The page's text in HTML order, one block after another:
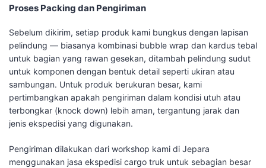
Proses Packing dan Pengiriman
Sebelum dikirim, setiap produk kami bungkus dengan lapisan
pelindung — biasanya kombinasi bubble wrap dan kardus tebal
untuk bagian yang rawan gesekan, ditambah pelindung sudut
untuk komponen dengan bentuk detail seperti ukiran atau
sambungan. Untuk produk berukuran besar, kami
pertimbangkan apakah pengiriman dalam kondisi utuh atau
terbongkar (knock down) lebih aman, tergantung jarak dan
jenis ekspedisi yang digunakan.
Pengiriman dilakukan dari workshop kami di Jepara
menggunakan jasa ekspedisi cargo truk untuk sebagian besar